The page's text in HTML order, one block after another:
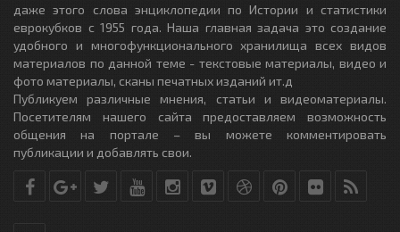
даже этого слова энциклопедии по Истории и статистики
еврокубков с 1955 года. Наша главная задача это создание
удобного и многофункционального хранилища всех видов
материалов по данной теме - текстовые материалы, видео и
фото материалы, сканы печатных изданий ит.д
Публикуем различные мнения, статьи и видеоматериалы.
Посетителям нашего сайта предоставляем возможность
общения на портале – вы можете комментировать
публикации и добавлять свои.